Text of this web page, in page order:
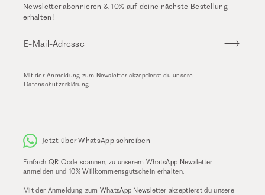
Newsletter abonnieren & 10% auf deine nächste Bestellung
erhalten!
E-Mail-Adresse
Mit der Anmeldung zum Newsletter akzeptierst du unsere
Datenschutzerklärung
Jetzt über WhatsApp schreiben
Einfach QR-Code scannen, zu unserem WhatsApp Newsletter
anmelden und 10% Willkommensgutschein erhalten.
Mit der Anmeldung zum WhatsApp Newsletter akzeptierst du unsere